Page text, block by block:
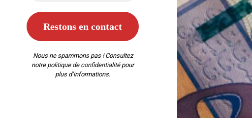
Nous ne spammons pas ! Consultez
notre politique de confidentialitépour
plus d’informations.